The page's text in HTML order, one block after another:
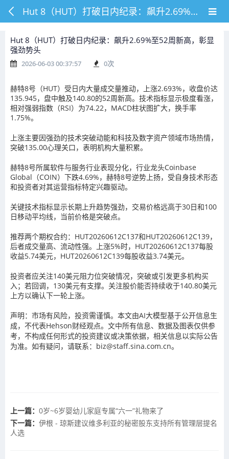
Hut 8（HUT）打破日内纪录：飙升2.69%至52周新高，彰显强劲势头
Hut 8（HUT）打破日内纪录：飙升2.69%至52周新高，彰显
强劲势头
2026-06-03 00:37:57 0次
赫特8号（HUT）受日内大量成交量推动，上涨2.693%，收盘价达
135.945，盘中触及140.80的52周新高。技术指标显示极度看涨，
相对强弱指数（RSI）为74.22，MACD柱状图扩大，换手率
1.75%。
上涨主要因强劲的技术突破动能和科技及数字资产领域市场热情，
突破135.00心理关口，表明机构大量积累。
赫特8号所属软件与服务行业表现分化，行业龙头Coinbase
Global（COIN）下跌4.69%，赫特8号逆势上扬，受自身技术形态
和投资者对其运营指标特定兴趣驱动。
关键技术指标显示长期上升趋势强劲，交易价格远高于30日和100
日移动平均线，当前价格是突破点。
推荐两个期权合约：HUT20260612C137和HUT20260612C139，
后者成交量高、流动性强。上涨5%时，HUT20260612C137每股
收益5.74美元，HUT20260612C139每股收益3.74美元。
投资者应关注140美元阻力位突破情况，突破或引发更多机构买
入；若回调，130美元有支撑。关注股价能否持续收于140.80美元
上方以确认下一轮上涨。
声明：市场有风险，投资需谨慎。本文由AI大模型基于公开信息生
成，不代表Hehson财经观点。文中所有信息、数据及图表仅供参
考，不构成任何形式的投资建议或决策依据，相关信息以实际公告
为准。如有疑问，请联系：biz@staff.sina.com.cn。
上一篇： 0岁~6岁婴幼儿家庭专属“六一”礼物来了
下一篇： 伊根 - 琼斯建议维多利亚的秘密股东支持所有管理层提名
人选